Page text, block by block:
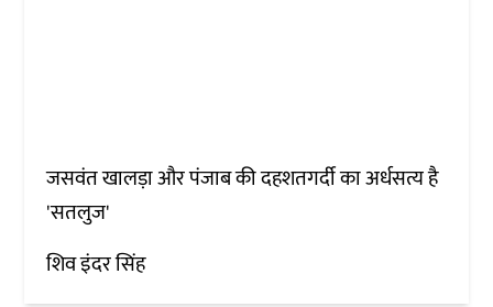
जसवंत खालड़ा और पंजाब की दहशतगर्दी का अर्धसत्य है
'सतलुज'
शिव इंदर सिंह